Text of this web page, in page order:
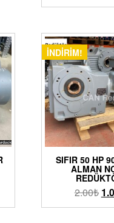
İNDIRIM!
SIFIR 50 HP
ALMAN
2.00₺